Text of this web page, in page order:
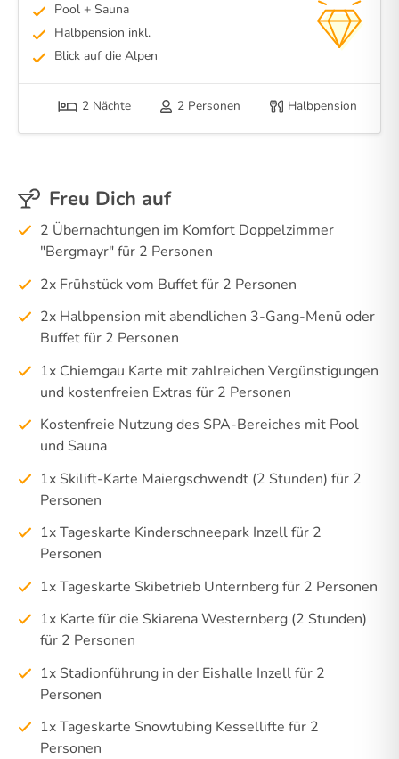
Pool + Sauna
Halbpension inkl.
Blick auf die Alpen
2 Nächte 2 Personen Halbpension
Freu Dich auf
2 Übernachtungen im Komfort Doppelzimmer
"Bergmayr" für 2 Personen
2x Frühstück vom Buffet für 2 Personen
2x Halbpension mit abendlichen 3-Gang-Menü oder
Buffet für 2 Personen
1x Chiemgau Karte mit zahlreichen Vergünstigungen
und kostenfreien Extras für 2 Personen
Kostenfreie Nutzung des SPA-Bereiches mit Pool
und Sauna
1x Skilift-Karte Maiergschwendt (2 Stunden) für 2
Personen
1x Tageskarte Kinderschneepark Inzell für 2
Personen
1x Tageskarte Skibetrieb Unternberg für 2 Personen
1x Karte für die Skiarena Westernberg (2 Stunden)
für 2 Personen
1x Stadionführung in der Eishalle Inzell für 2
Personen
1x Tageskarte Snowtubing Kessellifte für 2
Personen